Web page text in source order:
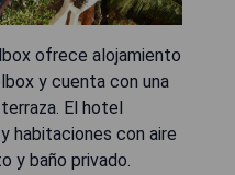
ofrece alojamiento
y cuenta con una
El hotel
habitaciones con aire
y baño privado.